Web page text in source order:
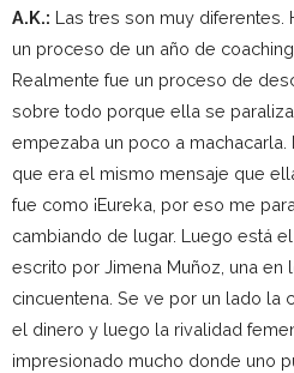
A.K.: Las tres son muy diferentes.
un proceso de un año de
Realmente fue un proceso de
sobre todo porque ella se
empezaba un poco a
que era el mismo mensaje que
fue como ¡Eureka, por eso me
cambiando de lugar. Luego está
escrito por Jimena Muñoz, una
cincuentena. Se ve por un lado la
el dinero y luego la rivalidad
impresionado mucho donde uno